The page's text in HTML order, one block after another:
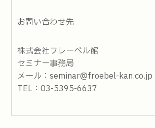
お問い合わせ先
株式会社フレーベル館
セミナー事務局
メール：seminar@froebel-kan.co.jp
TEL：03-5395-6637